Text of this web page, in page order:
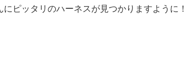
ピッタリのハーネスが見つかりますように！